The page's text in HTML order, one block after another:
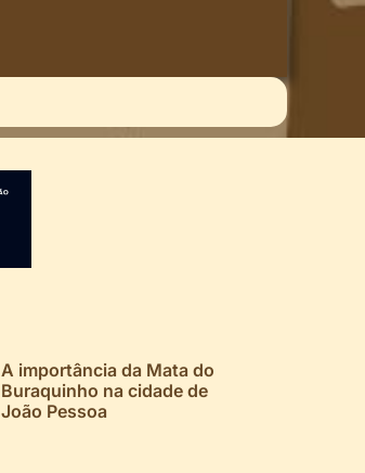
A importância da Mata do
Buraquinho na cidade de
João Pessoa